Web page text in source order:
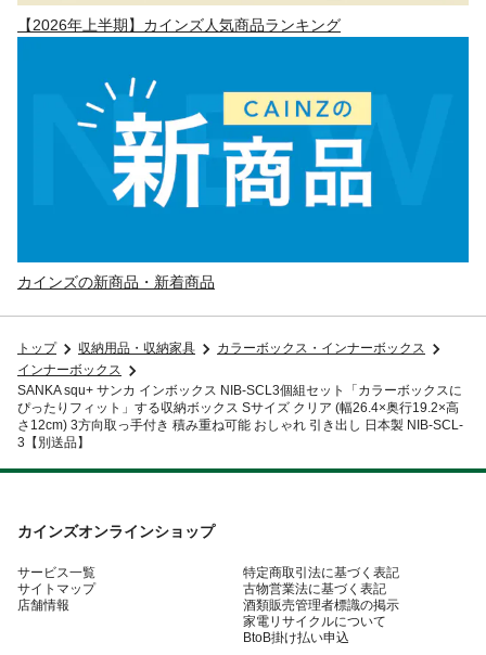
【2026年上半期】カインズ人気商品ランキング
カインズの新商品・新着商品
トップ 収納用品・収納家具
カラーボックス・インナーボックス
インナーボックス
SANKA squ+ サンカ インボックス NIB-SCL3個組セット「カラーボックスに
ぴったりフィット」する収納ボックス Sサイズ クリア (幅26.4×奥行19.2×高
さ12cm) 3方向取っ手付き 積み重ね可能 おしゃれ 引き出し 日本製 NIB-SCL-
3【別送品】
カインズオンラインショップ
サービス一覧
サイトマップ
店舗情報
特定商取引法に基づく表記
古物営業法に基づく表記
酒類販売管理者標識の掲示
家電リサイクルについて
BtoB掛け払い申込